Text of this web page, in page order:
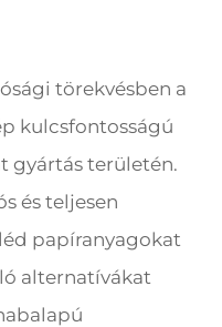
törekvésben a
kulcsfontosságú
gyártás területén.
és teljesen
papíranyagokat
alternatívákat